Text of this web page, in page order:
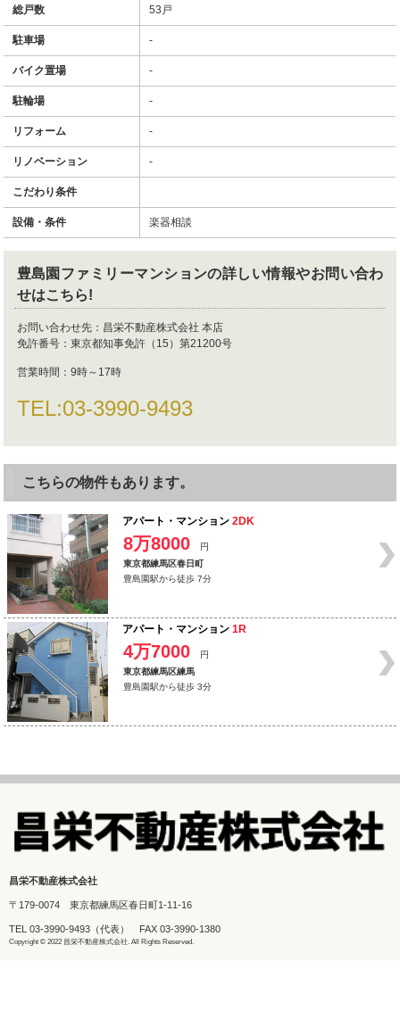
総戸数 53戸
駐車場 -
バイク置場 -
駐輪場 -
リフォーム -
リノベーション -
こだわり条件
設備・条件 楽器相談
豊島園ファミリーマンションの詳しい情報やお問い合わ
せはこちら!
お問い合わせ先： 昌栄不動産株式会社 本店
免許番号： 東京都知事免許（15）第21200号
営業時間： 9時～17時
TEL:03-3990-9493
こちらの物件もあります。
アパート・マンション 2DK
8万8000
円
東京都練馬区春日町
豊島園駅から徒歩 7分
アパート・マンション 1R
4万7000
円
東京都練馬区練馬
豊島園駅から徒歩 3分
昌栄不動産株式会社
〒179-0074 東京都練馬区春日町1-11-16
TEL 03-3990-9493 （代表） FAX 03-3990-1380
Copyright © 2022 昌栄不動産株式会社. All Rights Reserved.